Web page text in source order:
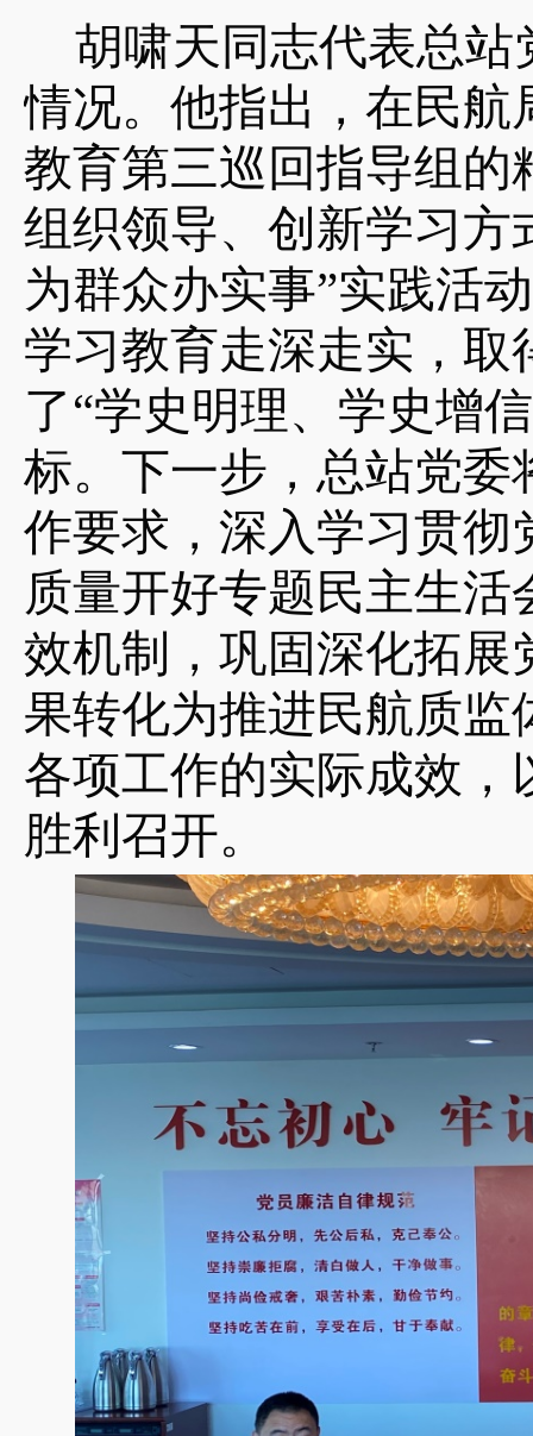
胡啸天同志代表总
情况。他指出，在民
教育第三巡回指导组
组织领导、创新学习方
为群众办实事”实践活
学习教育走深走实，
了“学史明理、学史增
标。下一步，总站党
作要求，深入学习贯
质量开好专题民主生活
效机制，巩固深化拓
果转化为推进民航质
各项工作的实际成效
胜利召开。